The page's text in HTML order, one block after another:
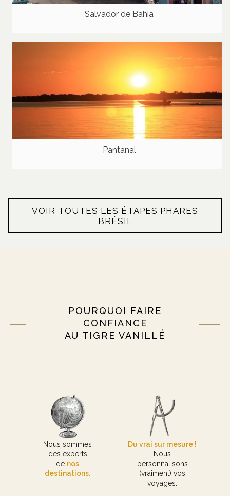
Salvador de Bahia
Pantanal
VOIR TOUTES LES ÉTAPES PHARES
BRÉSIL
POURQUOI FAIRE
CONFIANCE
AU TIGRE VANILLÉ
Nous sommes
des experts
de nos
destinations.
Du vrai sur mesure !
Nous
personnalisons
(vraiment) vos
voyages.